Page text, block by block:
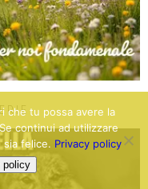
che tu possa avere la
continui ad utilizzare
sia felice. Privacy policy
policy